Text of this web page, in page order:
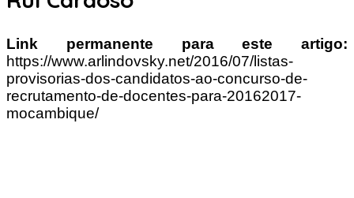
Link permanente para este artigo:
https://www.arlindovsky.net/2016/07/listas-
provisorias-dos-candidatos-ao-concurso-de-
recrutamento-de-docentes-para-20162017-
mocambique/